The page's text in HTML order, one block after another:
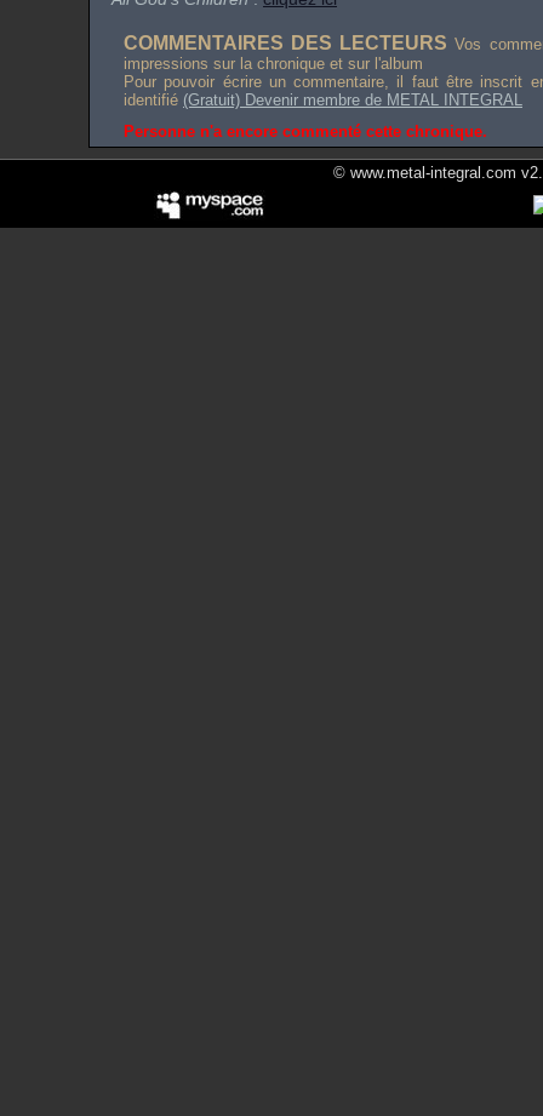
COMMENTAIRES DES LECTEURS Vos
impressions sur la chronique et sur l'album
Pour pouvoir écrire un commentaire, il faut être inscrit
identifié (Gratuit) Devenir membre de METAL INTEGRAL
Personne n'a encore commenté cette chronique.
© www.metal-integral.com